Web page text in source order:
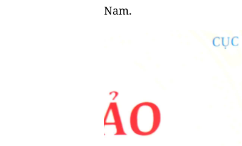
Nam.